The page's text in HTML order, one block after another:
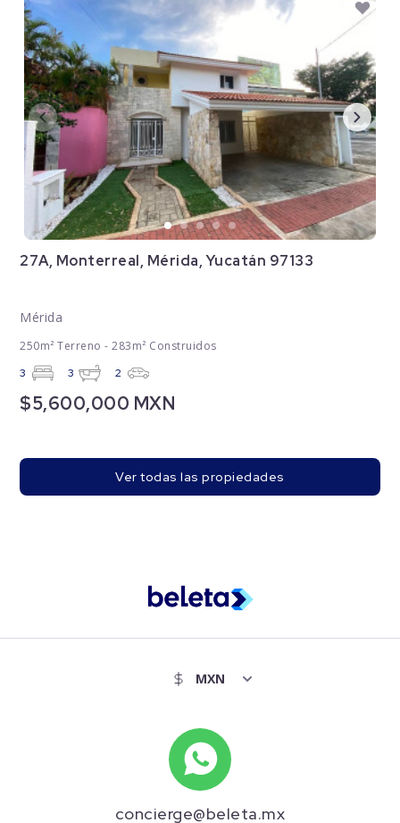
27A, Monterreal, Mérida, Yucatán 97133
Mérida
250m² Terreno - 283m² Construidos
3 3 2
$5,600,000 MXN
Ver todas las propiedades
concierge@beleta.mx